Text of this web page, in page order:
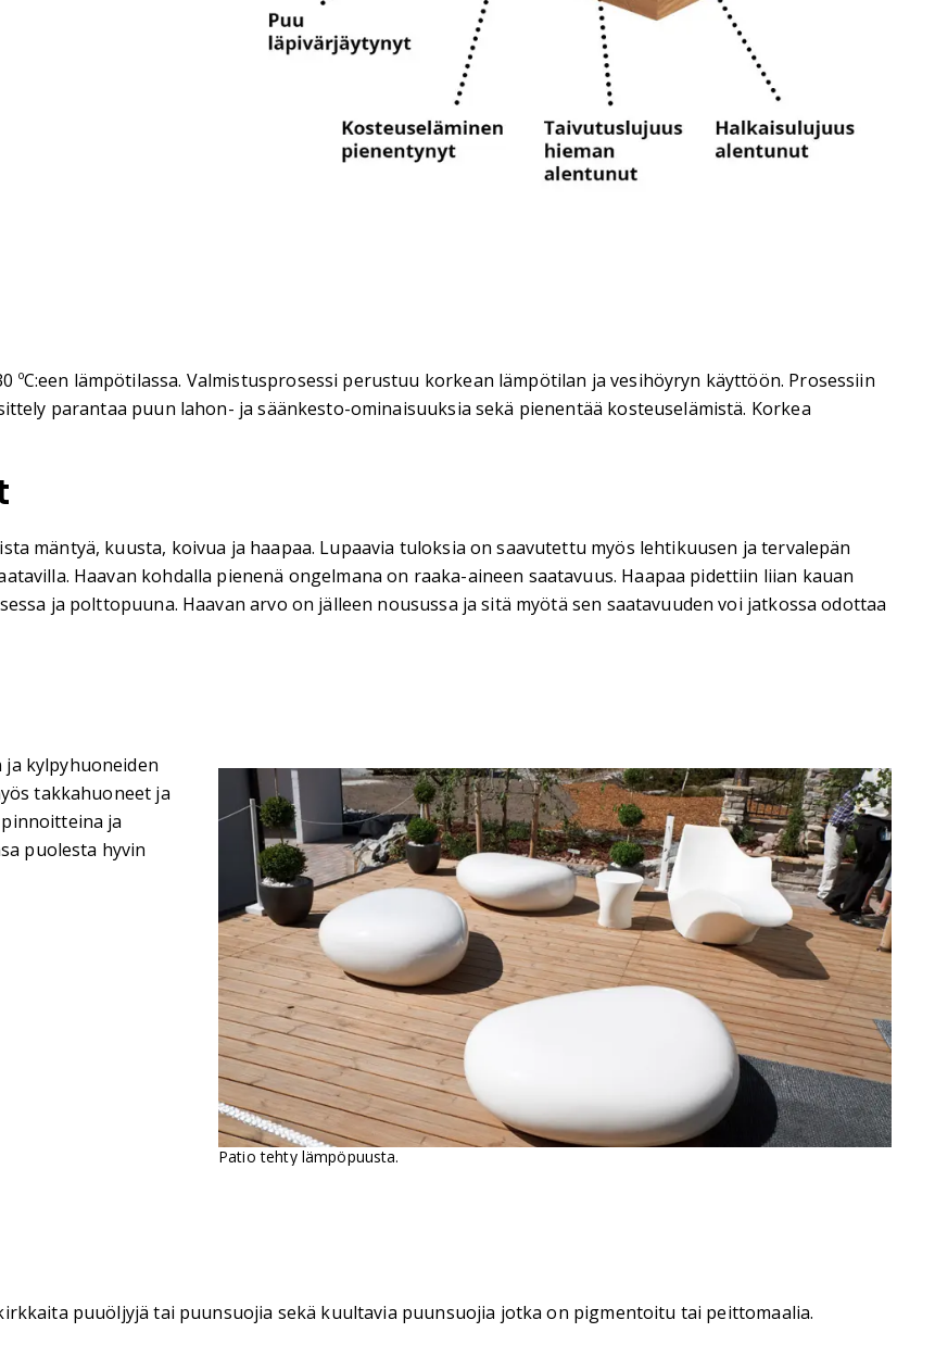
ºC:een lämpötilassa. Valmistusprosessi perustuu korkean lämpötilan ja vesihöyryn käyttöön. Prosessiin
parantaa puun lahon- ja säänkesto-ominaisuuksia sekä pienentää kosteuselämistä. Korkea
mäntyä, kuusta, koivua ja haapaa. Lupaavia tuloksia on saavutettu myös lehtikuusen ja tervalepän
Haavan kohdalla pienenä ongelmana on raaka-aineen saatavuus. Haapaa pidettiin liian kauan
ja polttopuuna. Haavan arvo on jälleen nousussa ja sitä myötä sen saatavuuden voi jatkossa odottaa
kylpyhuoneiden
takkahuoneet ja
ja
puolesta hyvin
Patio tehty lämpöpuusta.
puuöljyjä tai puunsuojia sekä kuultavia puunsuojia jotka on pigmentoitu tai peittomaalia.